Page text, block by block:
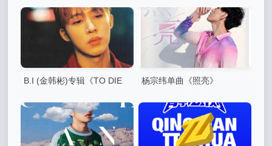
B.I (金韩彬)专辑《TO DIE
杨宗纬单曲《照亮》